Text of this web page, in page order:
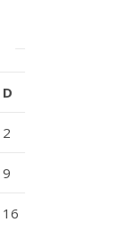
D
2
9
16